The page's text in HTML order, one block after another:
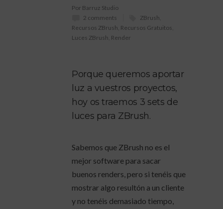
Por Barruz Studio
2 comments
ZBrush
Recursos ZBrush Recursos Gratuitos
Luces ZBrush Render
Porque queremos aportar
luz a vuestros proyectos,
hoy os traemos 3 sets de
luces para ZBrush.
Sabemos que ZBrush no es el
mejor software para sacar
buenos renders, pero si tenéis que
mostrar algo resultón a un cliente
y no tenéis demasiado tiempo,